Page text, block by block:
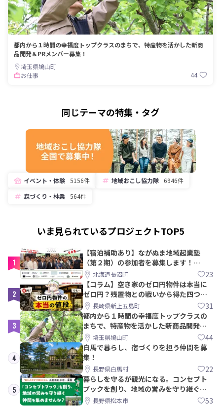
都内から１時間の幸福度トップクラスのまちで、特産物を活かした新商
品開発＆PRメンバー募集！
埼玉県鳩山町
お仕事
44
同じテーマの特集・タグ
イベント・体験 5156件 地域おこし協力隊
6946件
森づくり・林業
564件
いま見られているプロジェクトTOP5
1
【宿泊補助あり】ながぬま地域起業塾
（第２期）の参加者を募集します！
【8/21〆】
北海道長沼町 23
2
【コラム】空き家のゼロ円物件は本当に
ゼロ円？残置物との戦いから得た四つの
教訓｜新上五島町
長崎県新上五島町 31
3
都内から１時間の幸福度トップクラスの
まちで、特産物を活かした新商品開発＆
PRメンバー募集！
埼玉県鳩山町 44
4
白馬で暮らし、宿づくりを担う仲間を募
集！
長野県白馬村 22
5
暮らしを守るが観光になる。コンセプト
ブックを創り、地域の営みを守り継ぐ仲
間を集めませんか？
長野県松本市 53